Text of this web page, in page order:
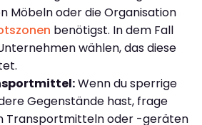
Möbeln oder die Organisation
benötigst. In dem Fall
wählen, das diese
Wenn du sperrige
Gegenstände hast, frage
Transportmitteln oder -geräten